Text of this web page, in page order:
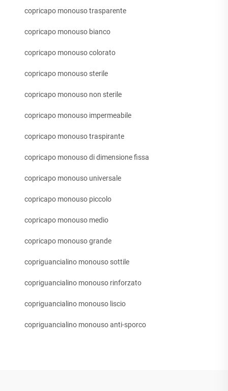
copricapo monouso trasparente
copricapo monouso bianco
copricapo monouso colorato
copricapo monouso sterile
copricapo monouso non sterile
copricapo monouso impermeabile
copricapo monouso traspirante
copricapo monouso di dimensione fissa
copricapo monouso universale
copricapo monouso piccolo
copricapo monouso medio
copricapo monouso grande
copriguancialino monouso sottile
copriguancialino monouso rinforzato
copriguancialino monouso liscio
copriguancialino monouso anti-sporco